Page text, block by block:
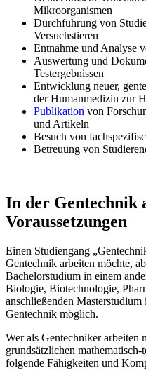
Mikroorganismen
Durchführung von
Versuchstieren
Entnahme und Analyse
Auswertung und
Testergebnissen
Entwicklung neuer,
der Humanmedizin zur
Publikation von
und Artikeln
Besuch von
Betreuung von
In der Gentechnik
Voraussetzungen
Einen Studiengang
Gentechnik arbeiten möchte,
Bachelorstudium in einem
Biologie, Biotechnologie,
anschließenden
Gentechnik möglich.
Wer als Gentechniker arbeiten
grundsätzlichen
folgende Fähigkeiten und